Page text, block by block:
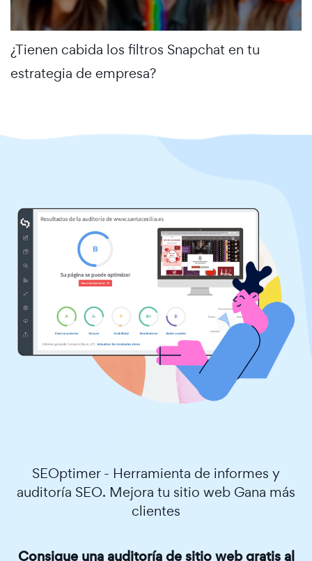
¿Tienen cabida los filtros Snapchat en tu
estrategia de empresa?
SEOptimer - Herramienta de informes y
auditoría SEO. Mejora tu sitio web Gana más
clientes
Consigue una auditoría de sitio web gratis al